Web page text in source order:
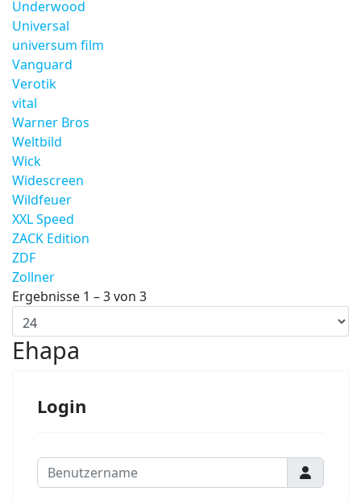
Underwood
Universal
universum film
Vanguard
Verotik
vital
Warner Bros
Weltbild
Wick
Widescreen
Wildfeuer
XXL Speed
ZACK Edition
ZDF
Zollner
Ergebnisse 1 – 3 von 3
Ehapa
Login
Benutzername